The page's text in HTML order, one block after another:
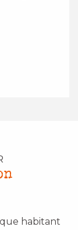
habitant